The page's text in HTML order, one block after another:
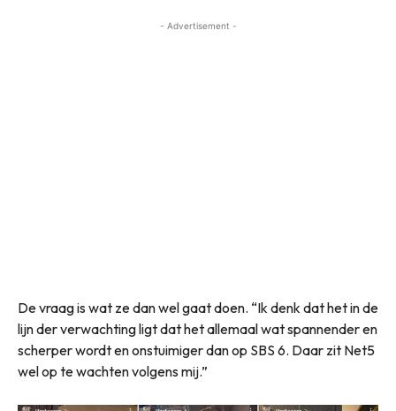
- Advertisement -
De vraag is wat ze dan wel gaat doen. “Ik denk dat het in de
lijn der verwachting ligt dat het allemaal wat spannender en
scherper wordt en onstuimiger dan op SBS 6. Daar zit Net5
wel op te wachten volgens mij.”